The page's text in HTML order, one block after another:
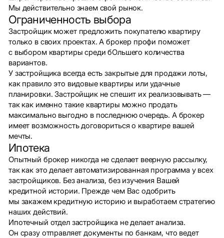
Мы действительно знаем свой рынок.
Ограниченность выбора
Застройщик может предложить покупателю квартиру
только в своих проектах. А брокер профи поможет
с выбором квартиры среди бОльшего количества
вариантов.
У застройщика всегда есть закрытые для продажи лоты,
как правило это видовые квартиры или удачные
планировки. Застройщик не спешит их реализовывать —
так как именно такие квартиры можно продать
максимально выгодно в последнюю очередь. А брокер
имеет возможность договориться о квартире вашей
мечты.
Ипотека
Опытный брокер никогда не сделает веерную рассылку,
так как это делает автоматизированная программа у всех
застройщиков. Без анализа, без изучения Вашей
кредитной истории. Прежде чем Вас одобрить
мы закажем кредитную историю и выработаем стратегию
наших действий.
Ипотечный отдел застройщика не делает анализа.
Он сразу отправляет документы по банкам, что ведет